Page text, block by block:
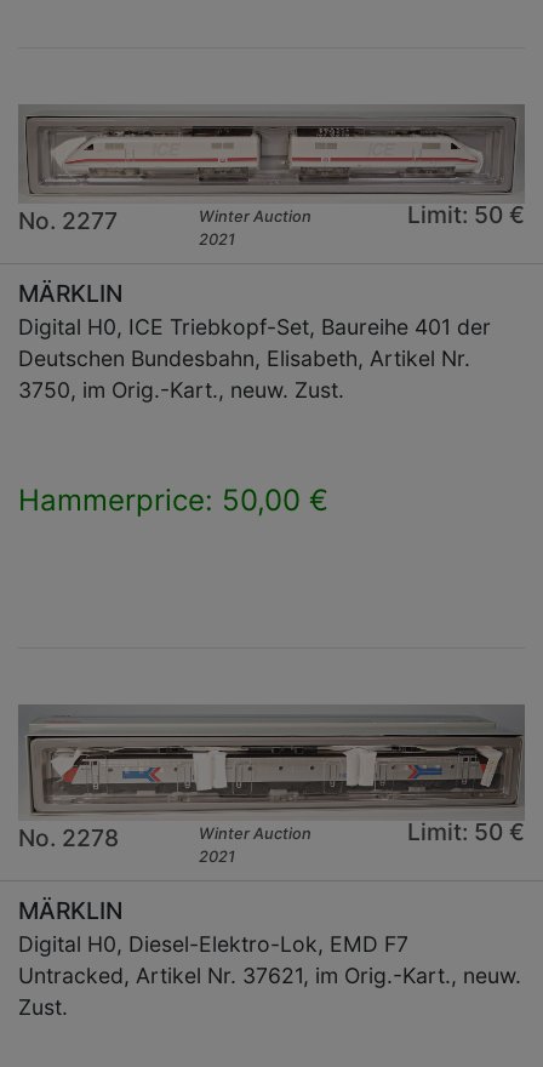
No. 2277
Winter Auction
2021
Limit: 50 €
MÄRKLIN
Digital H0, ICE Triebkopf-Set, Baureihe 401 der
Deutschen Bundesbahn, Elisabeth, Artikel Nr.
3750, im Orig.-Kart., neuw. Zust.
Hammerprice: 50,00 €
No. 2278
Winter Auction
2021
Limit: 50 €
MÄRKLIN
Digital H0, Diesel-Elektro-Lok, EMD F7
Untracked, Artikel Nr. 37621, im Orig.-Kart., neuw.
Zust.